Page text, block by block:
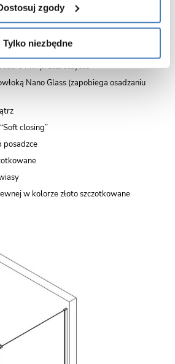
zgody
Tylko niezbędne
ścianki 885-900 mm kolor profili złoto
6 mm przeźroczyste
Nano Glass (zapobiega osadzaniu
closing”
posadzce
w kolorze złoto szczotkowane